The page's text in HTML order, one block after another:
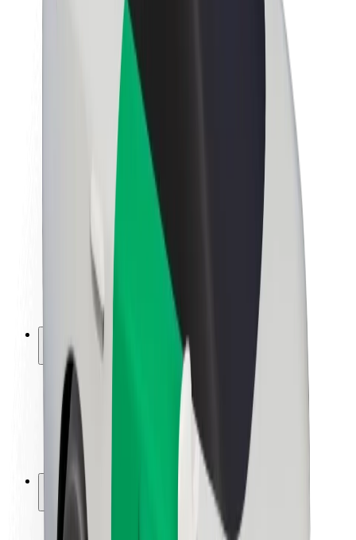
O společnosti Bolt
Udržitelnost podle Boltu
Projekt Zero
Tiskové centrum
Pokyny ke značce
Naše poslání
Vztahy s investory
Značka
Média
Městský fond
Bezpečnost cestujících
Bezpečnost řidičů
Bezpečnost na koloběžce
Laboratoř bezpečnosti
Města
Lokality